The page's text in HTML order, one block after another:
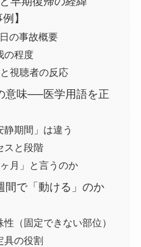
】
の事故概要
の程度
視聴者の反応
意味──医学用語を正
静期間」は違う
スと段階
月」と言うのか
間で「動ける」のか
（固定できない部位）
具の役割